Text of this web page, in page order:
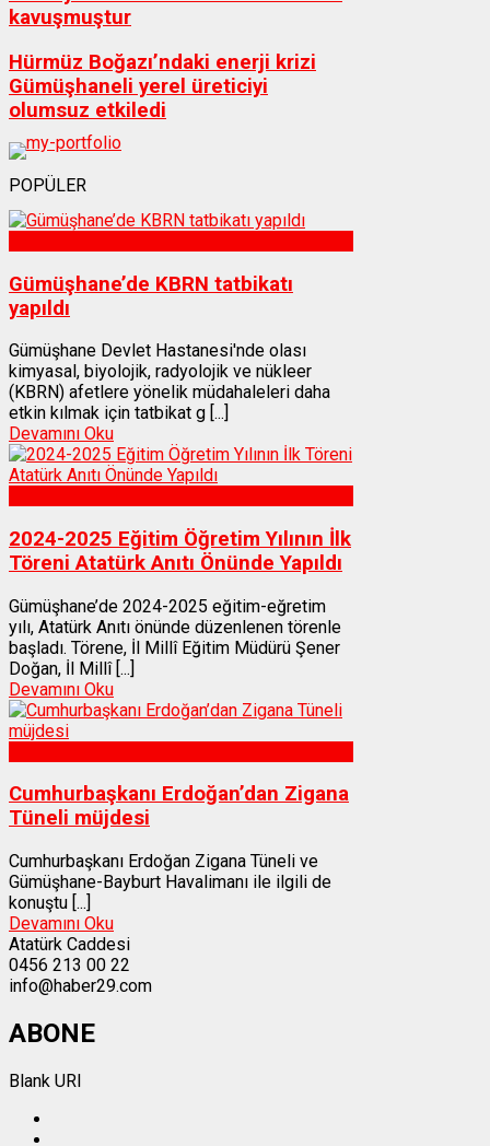
kavuşmuştur
Hürmüz Boğazı’ndaki enerji krizi
Gümüşhaneli yerel üreticiyi
olumsuz etkiledi
POPÜLER
Gümüşhane’de KBRN tatbikatı
yapıldı
Gümüşhane Devlet Hastanesi'nde olası
kimyasal, biyolojik, radyolojik ve nükleer
(KBRN) afetlere yönelik müdahaleleri daha
etkin kılmak için tatbikat g [...]
Devamını Oku
2024-2025 Eğitim Öğretim Yılının İlk
Töreni Atatürk Anıtı Önünde Yapıldı
Gümüşhane’de 2024-2025 eğitim-eğretim
yılı, Atatürk Anıtı önünde düzenlenen törenle
başladı. Törene, İl Millî Eğitim Müdürü Şener
Doğan, İl Millî [...]
Devamını Oku
Cumhurbaşkanı Erdoğan’dan Zigana
Tüneli müjdesi
Cumhurbaşkanı Erdoğan Zigana Tüneli ve
Gümüşhane-Bayburt Havalimanı ile ilgili de
konuştu [...]
Devamını Oku
Atatürk Caddesi
0456 213 00 22
info@haber29.com
ABONE
Blank URI